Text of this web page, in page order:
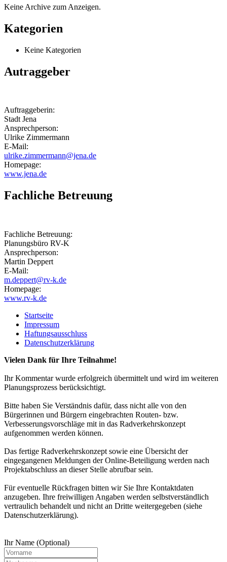
Keine Archive zum Anzeigen.
Kategorien
Keine Kategorien
Autraggeber
Auftraggeberin:
Stadt Jena
Ansprechperson:
Ulrike Zimmermann
E-Mail:
ulrike.zimmermann@jena.de
Homepage:
www.jena.de
Fachliche Betreuung
Fachliche Betreuung:
Planungsbüro RV-K
Ansprechperson:
Martin Deppert
E-Mail:
m.deppert@rv-k.de
Homepage:
www.rv-k.de
Startseite
Impressum
Haftungsausschluss
Datenschutzerklärung
Vielen Dank für Ihre Teilnahme!
Ihr Kommentar wurde erfolgreich übermittelt und wird im weiteren
Planungsprozess berücksichtigt.
Bitte haben Sie Verständnis dafür, dass nicht alle von den
Bürgerinnen und Bürgern eingebrachten Routen- bzw.
Verbesserungsvorschläge mit in das Radverkehrskonzept
aufgenommen werden können.
Das fertige Radverkehrskonzept sowie eine Übersicht der
eingegangenen Meldungen der Online-Beteiligung werden nach
Projektabschluss an dieser Stelle abrufbar sein.
Für eventuelle Rückfragen bitten wir Sie Ihre Kontaktdaten
anzugeben. Ihre freiwilligen Angaben werden selbstverständlich
vertraulich behandelt und nicht an Dritte weitergegeben (siehe
Datenschutzerklärung).
Ihr Name (Optional)